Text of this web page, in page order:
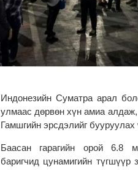
Индонезийн Суматра арал
улмаас дөрвөн хүн амиа
Гамшгийн эрсдэлийг
Баасан гарагийн орой 6.8
баригчид цунамигийн түгшүүр